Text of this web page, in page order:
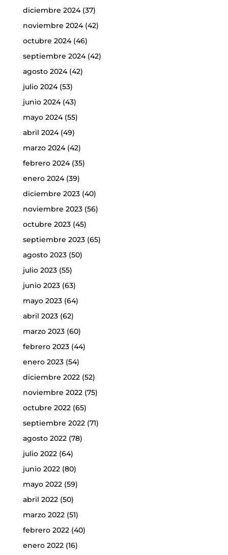
diciembre 2024(37)
noviembre 2024(42)
octubre 2024(46)
septiembre 2024(42)
agosto 2024(42)
julio 2024(53)
junio 2024(43)
mayo 2024(55)
abril 2024(49)
marzo 2024(42)
febrero 2024(35)
enero 2024(39)
diciembre 2023(40)
noviembre 2023(56)
octubre 2023(45)
septiembre 2023(65)
agosto 2023(50)
julio 2023(55)
junio 2023(63)
mayo 2023(64)
abril 2023(62)
marzo 2023(60)
febrero 2023(44)
enero 2023(54)
diciembre 2022(52)
noviembre 2022(75)
octubre 2022(65)
septiembre 2022(71)
agosto 2022(78)
julio 2022(64)
junio 2022(80)
mayo 2022(59)
abril 2022(50)
marzo 2022(51)
febrero 2022(40)
enero 2022(16)